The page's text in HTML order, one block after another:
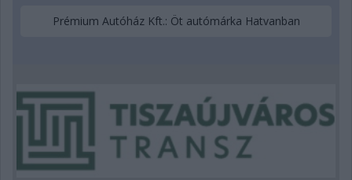
Prémium Autóház Kft.: Öt autómárka Hatvanban